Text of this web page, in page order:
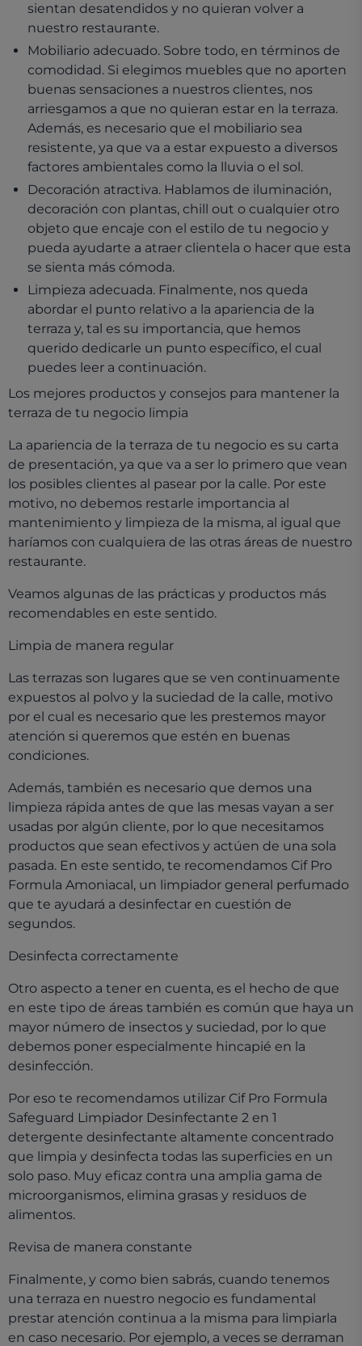
sientan desatendidos y no quieran volver a
nuestro restaurante.
Mobiliario adecuado. Sobre todo, en términos de
comodidad. Si elegimos muebles que no aporten
buenas sensaciones a nuestros clientes, nos
arriesgamos a que no quieran estar en la terraza.
Además, es necesario que el mobiliario sea
resistente, ya que va a estar expuesto a diversos
factores ambientales como la lluvia o el sol.
Decoración atractiva. Hablamos de iluminación,
decoración con plantas, chill out o cualquier otro
objeto que encaje con el estilo de tu negocio y
pueda ayudarte a atraer clientela o hacer que esta
se sienta más cómoda.
Limpieza adecuada. Finalmente, nos queda
abordar el punto relativo a la apariencia de la
terraza y, tal es su importancia, que hemos
querido dedicarle un punto específico, el cual
puedes leer a continuación.
Los mejores productos y consejos para mantener la
terraza de tu negocio limpia
La apariencia de la terraza de tu negocio es su carta
de presentación, ya que va a ser lo primero que vean
los posibles clientes al pasear por la calle. Por este
motivo, no debemos restarle importancia al
mantenimiento y limpieza de la misma, al igual que
haríamos con cualquiera de las otras áreas de nuestro
restaurante.
Veamos algunas de las prácticas y productos más
recomendables en este sentido.
Limpia de manera regular
Las terrazas son lugares que se ven continuamente
expuestos al polvo y la suciedad de la calle, motivo
por el cual es necesario que les prestemos mayor
atención si queremos que estén en buenas
condiciones.
Además, también es necesario que demos una
limpieza rápida antes de que las mesas vayan a ser
usadas por algún cliente, por lo que necesitamos
productos que sean efectivos y actúen de una sola
pasada. En este sentido, te recomendamos Cif Pro
Formula Amoniacal, un limpiador general perfumado
que te ayudará a desinfectar en cuestión de
segundos.
Desinfecta correctamente
Otro aspecto a tener en cuenta, es el hecho de que
en este tipo de áreas también es común que haya un
mayor número de insectos y suciedad, por lo que
debemos poner especialmente hincapié en la
desinfección.
Por eso te recomendamos utilizar Cif Pro Formula
Safeguard Limpiador Desinfectante 2 en 1
detergente desinfectante altamente concentrado
que limpia y desinfecta todas las superficies en un
solo paso. Muy eficaz contra una amplia gama de
microorganismos, elimina grasas y residuos de
alimentos.
Revisa de manera constante
Finalmente, y como bien sabrás, cuando tenemos
una terraza en nuestro negocio es fundamental
prestar atención continua a la misma para limpiarla
en caso necesario. Por ejemplo, a veces se derraman